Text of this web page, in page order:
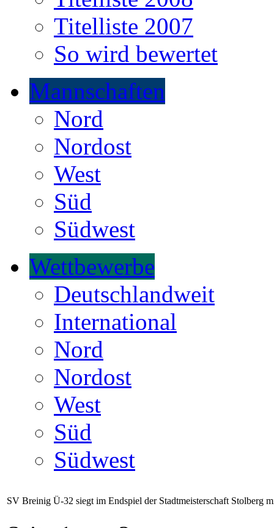
Titelliste 2007
So wird bewertet
Mannschaften
Nord
Nordost
West
Süd
Südwest
Wettbewerbe
Deutschlandweit
International
Nord
Nordost
West
Süd
Südwest
SV Breinig Ü-32 siegt im Endspiel der Stadtmeisterschaft Stolberg